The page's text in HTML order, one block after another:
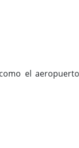
el